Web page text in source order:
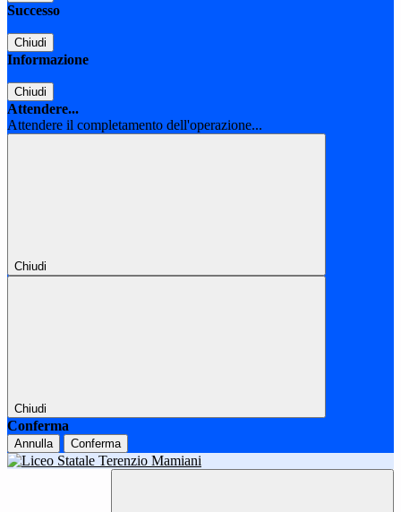
Successo
Chiudi
Informazione
Chiudi
Attendere...
Attendere il completamento dell'operazione...
Chiudi
Chiudi
Conferma
Annulla Conferma